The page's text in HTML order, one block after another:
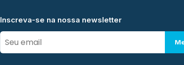
Inscreva-se na nossa newsletter